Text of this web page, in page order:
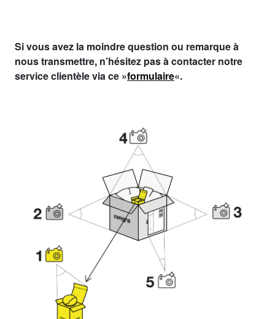
Si vous avez la moindre question ou remarque à
nous transmettre, n’hésitez pas à contacter notre
service clientèle via ce »formulaire«.